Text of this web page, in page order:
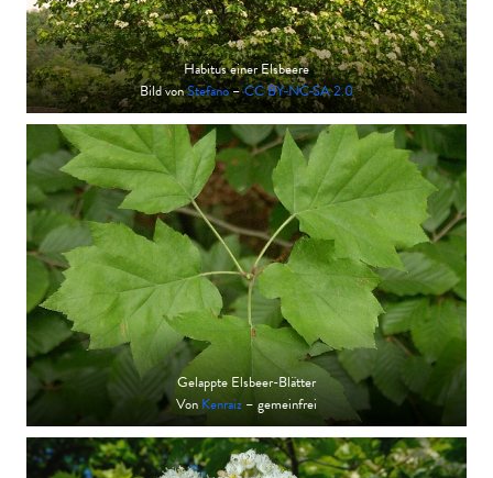
Habitus einer Elsbeere
Bild vonStefano–CC BY-NC-SA 2.0
Gelappte Elsbeer-Blätter
Von Kenraiz – gemeinfrei